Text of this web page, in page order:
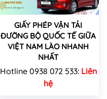
GIẤY PHÉP VẬN TẢI
ĐƯỜNG BỘ QUỐC TẾ GIỮA
VIỆT NAM LÀO NHANH
NHẤT
Hotline 0938 072 533: Liên
hệ